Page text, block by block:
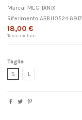
Marca: MECHANIX
Riferimento ABBJ10524.6917
18,00 €
Tasse incluse
Taglia
S
L